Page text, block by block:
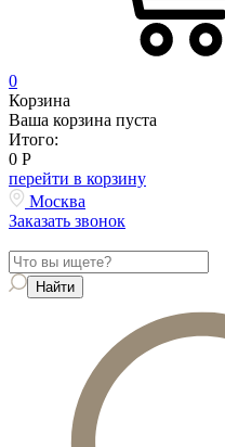
0
Корзина
Ваша корзина пуста
Итого:
0 Р
перейти в корзину
Москва
Заказать звонок